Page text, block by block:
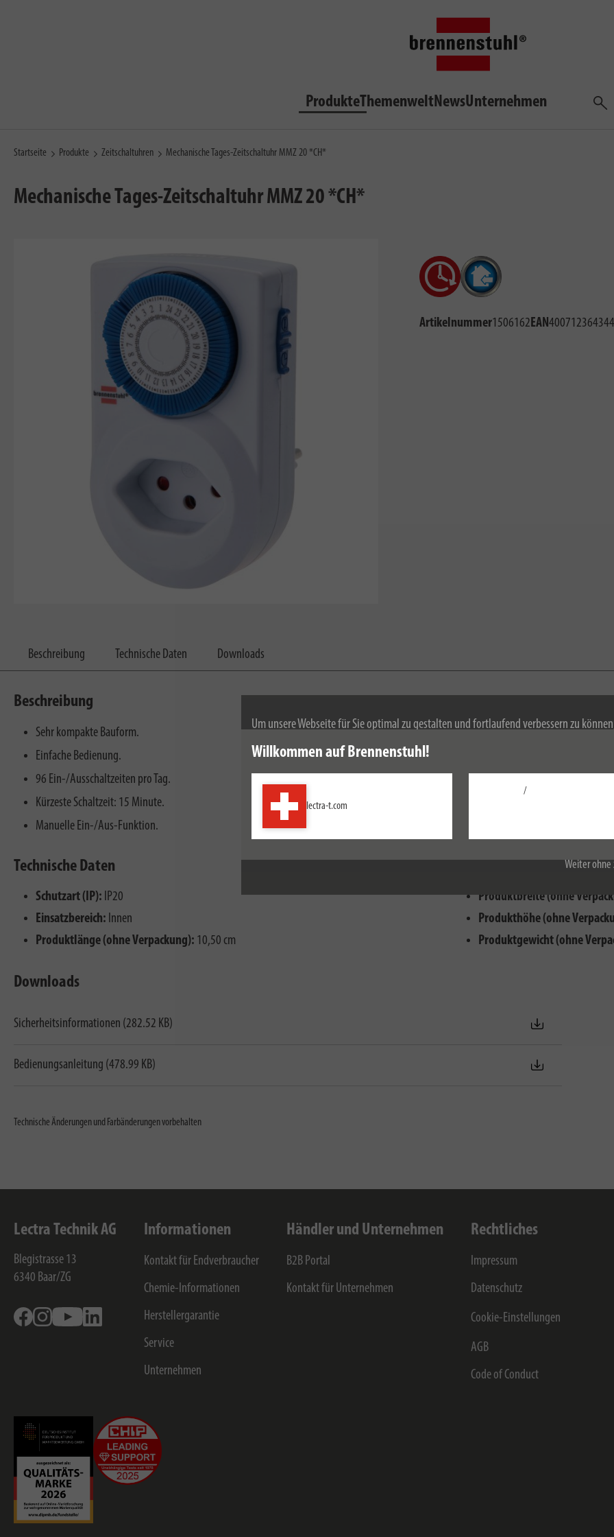
Um unsere Webseite für Sie optimal zu gestalten und fortlaufend verbessern zu
wir Cookies. Durch die weitere Nutzung der Webseite stimmen Sie der Verwendung von
Weitere Informationen zu Cookies erhalten Sie in unserer
Weiter
Willkommen auf Brennenstuhl!
lectra-t.com
/
ProdukteThemenweltNewsUnternehmen
Startseite Produkte Zeitschaltuhren Mechanische Tages-Zeitschaltuhr MMZ 20 *CH*
Mechanische Tages-Zeitschaltuhr MMZ 20 *CH*
Artikelnummer1506162EAN
Beschreibung Technische Daten Downloads
Beschreibung
Sehr kompakte Bauform.
Einfache Bedienung.
96 Ein-/Ausschaltzeiten pro Tag.
Kürzeste Schaltzeit: 15 Minute.
Manuelle Ein-/Aus-Funktion.
Technische Daten
Schutzart (IP): IP20
Einsatzbereich: Innen
Produktlänge (ohne Verpackung): 10,50 cm
Produktbreite (ohne
Produkthöhe (ohne
Produktgewicht (ohne
Downloads
Sicherheitsinformationen (282.52 KB)
Bedienungsanleitung (478.99 KB)
Technische Änderungen und Farbänderungen vorbehalten
Lectra Technik AG
Blegistrasse 13
6340 Baar/ZG
FacebookInstagramYoutube
Informationen
Kontakt für Endverbraucher
Chemie-Informationen
Herstellergarantie
Service
Unternehmen
Händler und Unternehmen
B2B Portal
Kontakt für Unternehmen
Rechtliches
Impressum
Datenschutz
Cookie-Einstellungen
AGB
Code of Conduct